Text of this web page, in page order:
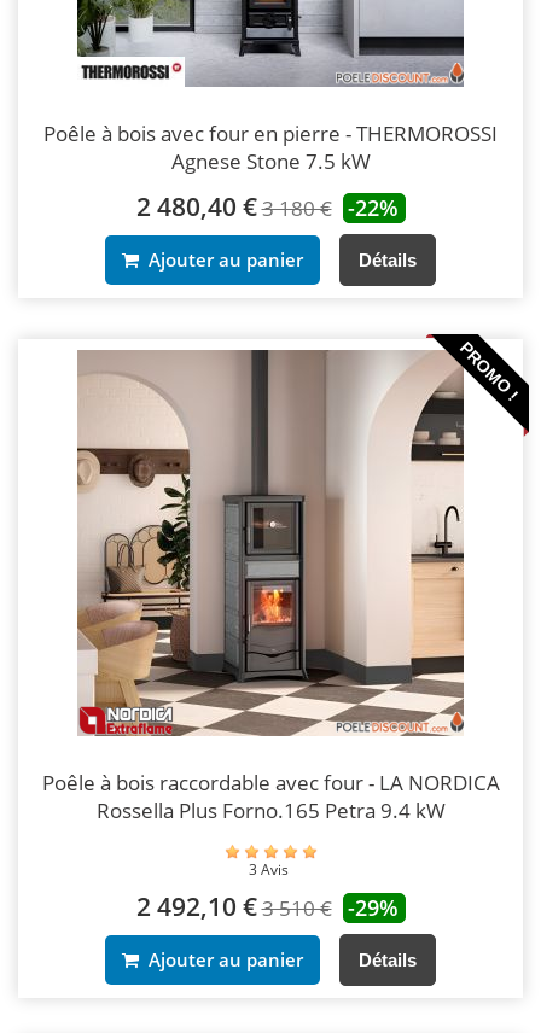
Poêle à bois avec four en pierre - THERMOROSSI
Agnese Stone 7.5 kW
2 480,40 €3 180 € -22%
Ajouter au panier Détails
PROMO !
Poêle à bois raccordable avec four - LA NORDICA
Rossella Plus Forno.165 Petra 9.4 kW
3 Avis
2 492,10 €3 510 € -29%
Ajouter au panier Détails